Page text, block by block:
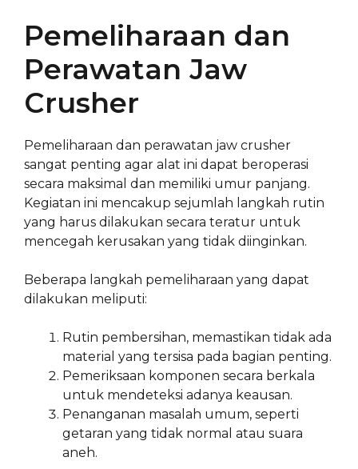
Pemeliharaan dan
Perawatan Jaw
Crusher
Pemeliharaan dan perawatan jaw crusher
sangat penting agar alat ini dapat beroperasi
secara maksimal dan memiliki umur panjang.
Kegiatan ini mencakup sejumlah langkah rutin
yang harus dilakukan secara teratur untuk
mencegah kerusakan yang tidak diinginkan.
Beberapa langkah pemeliharaan yang dapat
dilakukan meliputi:
Rutin pembersihan, memastikan tidak ada
material yang tersisa pada bagian penting.
Pemeriksaan komponen secara berkala
untuk mendeteksi adanya keausan.
Penanganan masalah umum, seperti
getaran yang tidak normal atau suara
aneh.